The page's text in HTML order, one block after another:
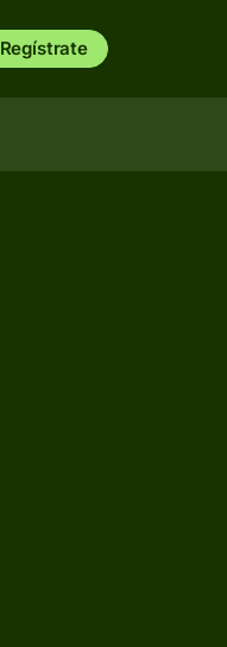
Regístrate